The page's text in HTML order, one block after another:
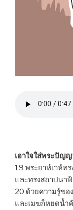
เอาใจใส่พระปัญญ
19 พระยาห์เวห์ท
และทรงสถาปนา
20 ด้วยความรู้ขอ
และเมฆก็หยดน้ำ